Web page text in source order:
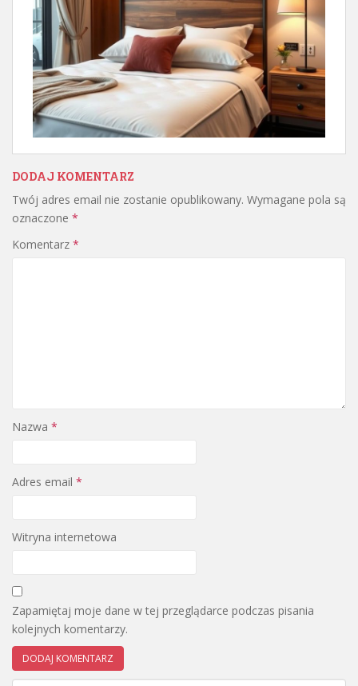
DODAJ KOMENTARZ
Twój adres email nie zostanie opublikowany. Wymagane pola są
oznaczone *
Komentarz *
Nazwa *
Adres email *
Witryna internetowa
Zapamiętaj moje dane w tej przeglądarce podczas pisania
kolejnych komentarzy.